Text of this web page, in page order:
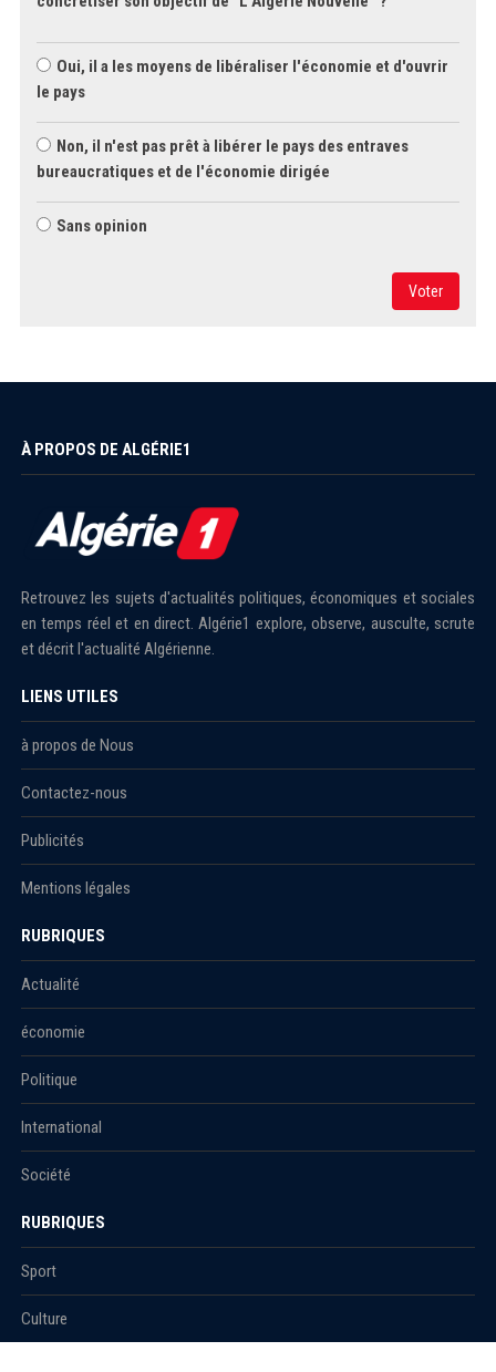
Oui, il a les moyens de libéraliser l'économie et d'ouvrir
le pays
Non, il n'est pas prêt à libérer le pays des entraves
bureaucratiques et de l'économie dirigée
Sans opinion
Voter
À PROPOS DE ALGÉRIE1
Retrouvez les sujets d'actualités politiques, économiques et sociales
en temps réel et en direct. Algérie1 explore, observe, ausculte, scrute
et décrit l'actualité Algérienne.
LIENS UTILES
à propos de Nous
Contactez-nous
Publicités
Mentions légales
RUBRIQUES
Actualité
économie
Politique
International
Société
RUBRIQUES
Sport
Culture